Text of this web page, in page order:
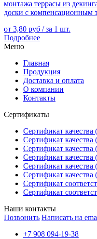
монтажа террасы из
доски с компенсационным
от 3,80 руб / за 1 шт.
Подробнее
Меню
Главная
Продукция
Доставка и оплата
О компании
Контакты
Сертификаты
Сертификат качества
Сертификат качества
Сертификат качества
Сертификат качества
Сертификат
Сертификат
Сертификат
Сертификат
Наши контакты
Позвонить Написать на
+7 908 094-19-38